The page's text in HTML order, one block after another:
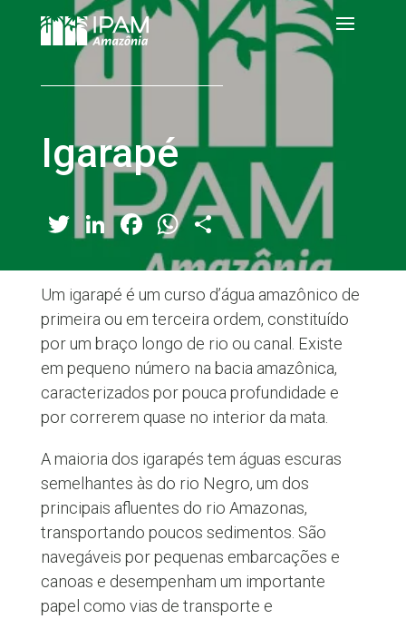
Igarapé
Twitter
LinkedIn
Facebook
WhatsApp
Share
Um igarapé é um curso d’água amazônico de
primeira ou em terceira ordem, constituído
por um braço longo de rio ou canal. Existe
em pequeno número na bacia amazônica,
caracterizados por pouca profundidade e
por correrem quase no interior da mata.
A maioria dos igarapés tem águas escuras
semelhantes às do rio Negro, um dos
principais afluentes do rio Amazonas,
transportando poucos sedimentos. São
navegáveis por pequenas embarcações e
canoas e desempenham um importante
papel como vias de transporte e